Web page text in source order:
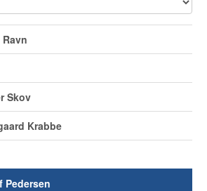
Skov
Krabbe
Pedersen